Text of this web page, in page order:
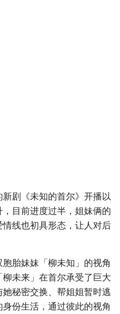
剧《未知的首尔》开播以
目前进度过半，姐妹俩的
线也初具形态，让人对后
胞胎妹妹「柳未知」的视角
未来」在首尔承受了巨大
秘密交换、帮姐姐暂时逃
份生活，通过彼此的视角